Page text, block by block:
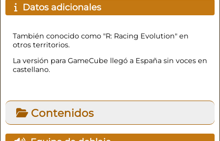
Datos adicionales
También conocido como "R: Racing Evolution" en
otros territorios.
La versión para GameCube llegó a España sin voces en
castellano.
Contenidos